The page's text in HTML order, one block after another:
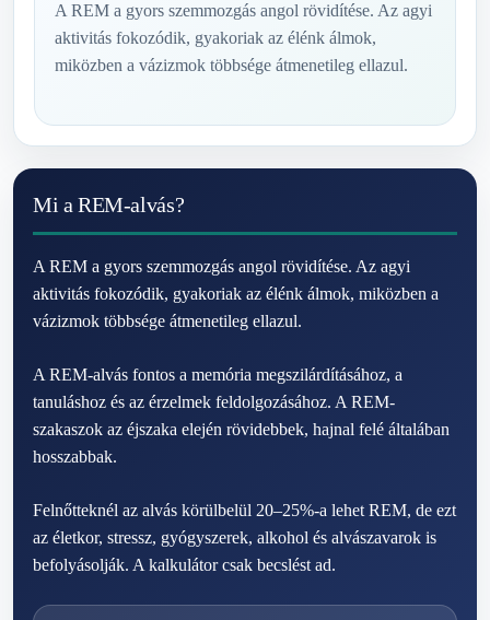
A REM a gyors szemmozgás angol rövidítése. Az agyi
aktivitás fokozódik, gyakoriak az élénk álmok,
miközben a vázizmok többsége átmenetileg ellazul.
Mi a REM-alvás?
A REM a gyors szemmozgás angol rövidítése. Az agyi
aktivitás fokozódik, gyakoriak az élénk álmok, miközben a
vázizmok többsége átmenetileg ellazul.
A REM-alvás fontos a memória megszilárdításához, a
tanuláshoz és az érzelmek feldolgozásához. A REM-
szakaszok az éjszaka elején rövidebbek, hajnal felé általában
hosszabbak.
Felnőtteknél az alvás körülbelül 20–25%-a lehet REM, de ezt
az életkor, stressz, gyógyszerek, alkohol és alvászavarok is
befolyásolják. A kalkulátor csak becslést ad.